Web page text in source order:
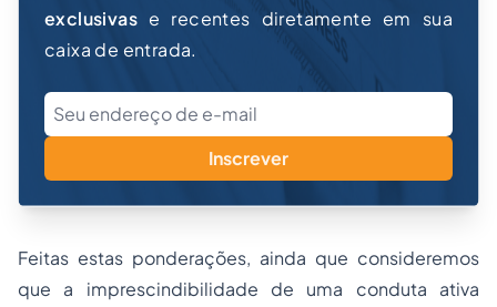
exclusivas e recentes diretamente em sua
caixa de entrada.
Inscrever
Feitas estas ponderações, ainda que consideremos
que a imprescindibilidade de uma conduta ativa